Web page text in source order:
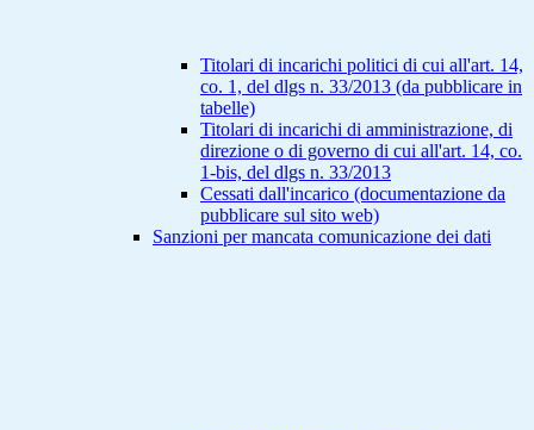
Titolari di incarichi politici di cui all'art. 14,
co. 1, del dlgs n. 33/2013 (da pubblicare in
tabelle)
Titolari di incarichi di amministrazione, di
direzione o di governo di cui all'art. 14, co.
1-bis, del dlgs n. 33/2013
Cessati dall'incarico (documentazione da
pubblicare sul sito web)
Sanzioni per mancata comunicazione dei dati